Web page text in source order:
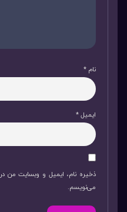
نام *
ایمیل*
ذخیره نام، ایمیل و وبسایت من
می‌نویسم.